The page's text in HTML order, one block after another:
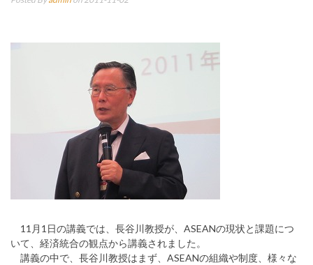
11月1日の講義では、長谷川教授が、ASEANの現状と課題につ
いて、経済統合の観点から講義されました。
講義の中で、長谷川教授はまず、ASEANの組織や制度、様々な